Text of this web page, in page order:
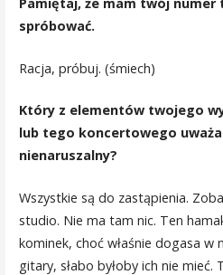
spróbować.
Racja, próbuj. (śmiech)
Który z elementów twojego
lub tego koncertowego
nienaruszalny?
Wszystkie są do zastąpienia.
studio. Nie ma tam nic. Ten
kominek, choć właśnie dogasa w
gitary, słabo byłoby ich nie